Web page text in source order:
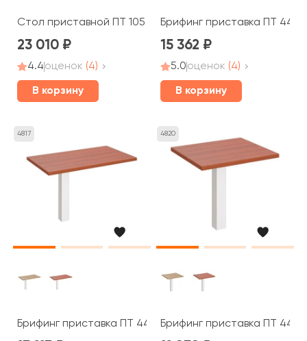
Стол приставной ПТ 105 Patriot
23 010
4.4оценок (4)
В корзину
Брифинг приставка ПТ 446
15 362
5.0оценок (4)
В корзину
4817
Брифинг приставка ПТ 447 Patriot
4820
Брифинг приставка ПТ 445